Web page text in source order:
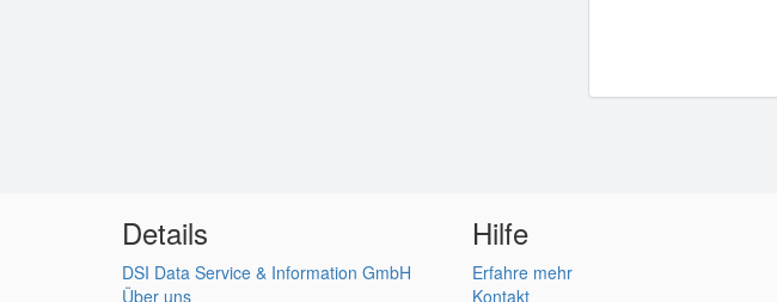
Details
DSI Data Service & Information GmbH
Über uns
Hilfe
Erfahre mehr
Kontakt